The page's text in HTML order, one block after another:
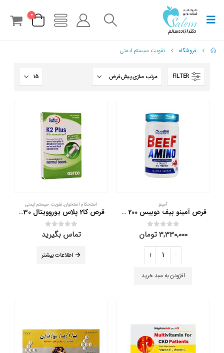
0
فروشگاه تقویت سیستم ایمنی
FILTER
آمینو
قرص آمینو بیف دوبیس 200 عددی
out of 5
۳,۳۳۰,۰۰۰تومان
افزودن به سبد خرید
استحکام استخوان, تقویت سیستم ایمنی
قرص کا2 پلاس یوروویتال 30 عدد
0
out of 5
تماس بگیرید
اطلاعات بیشتر